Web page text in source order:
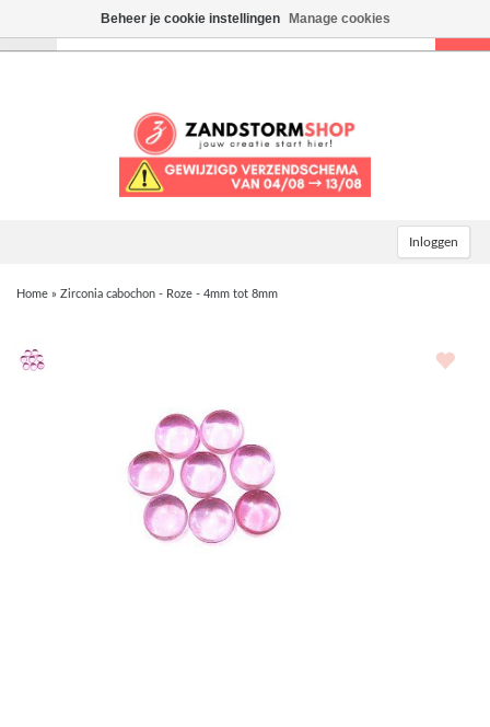
Inloggen
Home » Zirconia cabochon - Roze - 4mm tot 8mm
Beheer je cookie instellingen Manage cookies